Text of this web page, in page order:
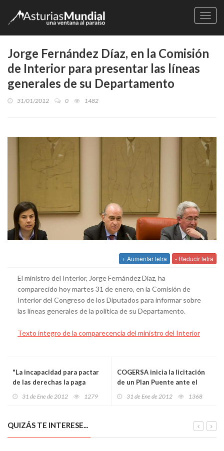
Jorge Fernández Díaz, en la Comisión
de Interior para presentar las líneas
generales de su Departamento
31/01/2012 0 1482
+ Aumentar letra - Reducir letra
El ministro del Interior, Jorge Fernández Díaz, ha
comparecido hoy martes 31 de enero, en la Comisión de
Interior del Congreso de los Diputados para informar sobre
las líneas generales de la política de su Departamento.
Texto íntegro de la comparecencia del ministro del Interior
"La incapacidad para pactar
de las derechas la paga
31 de Ene de 2012 1279
COGERSA inicia la licitación
de un Plan Puente ante el
31 de Ene de 2012 1368
QUIZÁS TE INTERESE...